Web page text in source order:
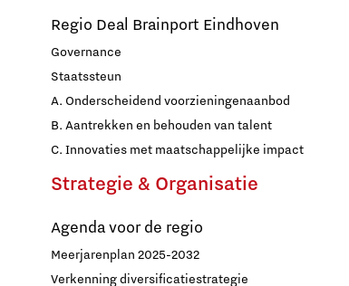
Regio Deal Brainport Eindhoven
Governance
Staatssteun
A. Onderscheidend voorzieningenaanbod
B. Aantrekken en behouden van talent
C. Innovaties met maatschappelijke impact
Strategie & Organisatie
Agenda voor de regio
Meerjarenplan 2025-2032
Verkenning diversificatiestrategie